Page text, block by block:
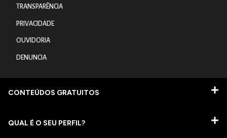
TRANSPARÊNCIA
PRIVACIDADE
OUVIDORIA
DENUNCIA
CONTEÚDOS GRATUITOS
QUAL É O SEU PERFIL?